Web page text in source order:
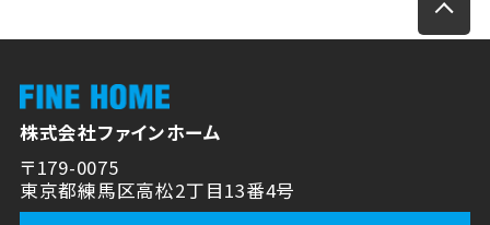
株式会社ファインホーム
〒179-0075
東京都練馬区高松2丁目13番4号